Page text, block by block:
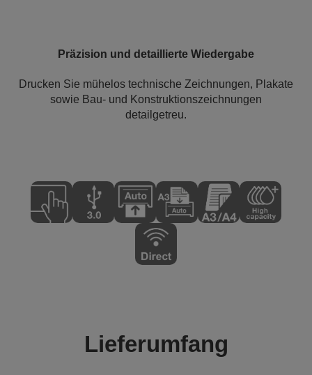
Präzision und detaillierte Wiedergabe
Drucken Sie mühelos technische Zeichnungen, Plakate
sowie Bau- und Konstruktionszeichnungen
detailgetreu.
Lieferumfang